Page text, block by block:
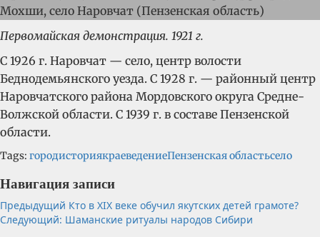
Первомайская демонстрация. 1921 г.
С 1926 г. Наровчат — село, центр волости
Беднодемьянского уезда. С 1928 г. — районный центр
Наровчатского района Мордовского округа Средне-
Волжской области. С 1939 г. в составе Пензенской
области.
Tags: городисториякраеведениеПензенская областьсело
Навигация записи
Предыдущий Кто в XIX веке обучил якутских детей грамоте?
Следующий: Шаманские ритуалы народов Сибири